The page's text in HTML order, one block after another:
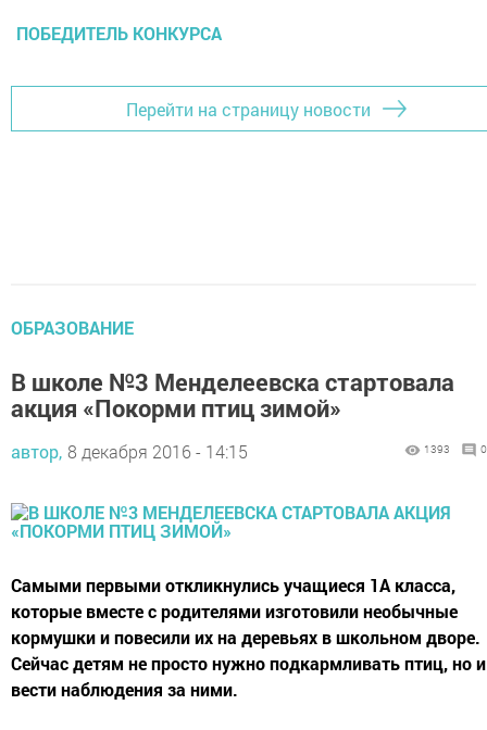
ПОБЕДИТЕЛЬ КОНКУРСА
Перейти на страницу новости
ОБРАЗОВАНИЕ
В школе №3 Менделеевска стартовала
акция «Покорми птиц зимой»
автор, 8 декабря 2016 - 14:15 1393 0
Самыми первыми откликнулись учащиеся 1А класса,
которые вместе с родителями изготовили необычные
кормушки и повесили их на деревьях в школьном дворе.
Сейчас детям не просто нужно подкармливать птиц, но и
вести наблюдения за ними.